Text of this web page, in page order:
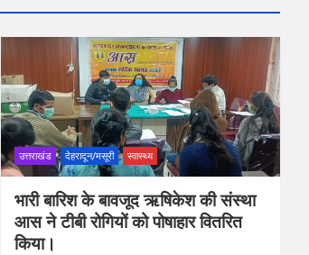
उत्तराखंड देहरादून/मसूरी स्वास्थ्य
भारी बारिश के बावजूद ऋषिकेश की संस्था
आस ने टीबी रोगियों को पोषाहार वितरित
किया।